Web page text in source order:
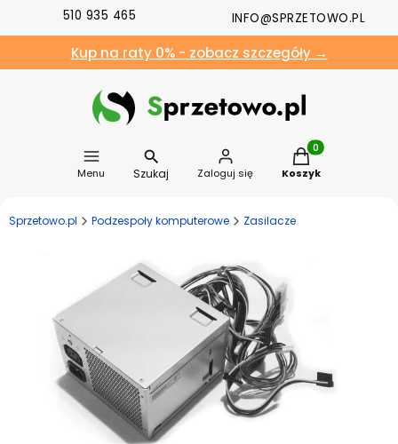
510 935 465 INFO@SPRZETOWO.PL
Kup na raty 0% - zobacz szczegóły →
Menu Szukaj Zaloguj się
Produkty w
Koszyk
Sprzetowo.pl Podzespoły komputerowe Zasilacze